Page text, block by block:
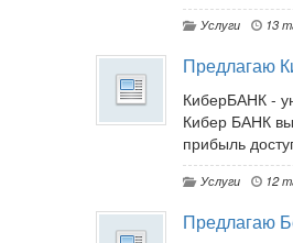
Услуги 13
Предлагаю
КиберБАНК -
Кибер БАНК
прибыль
Услуги 12
Предлагаю